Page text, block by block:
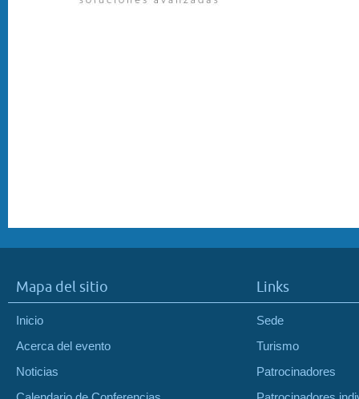
Mapa del sitio
Inicio
Acerca del evento
Noticias
Links
Sede
Turismo
Patrocinadores